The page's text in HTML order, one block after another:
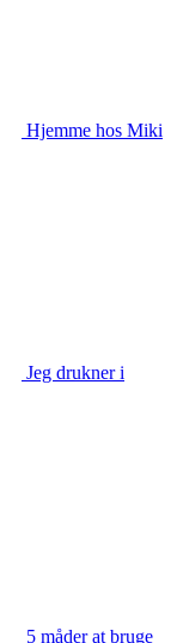
Hjemme hos Miki
Jeg drukner i
5 måder at bruge